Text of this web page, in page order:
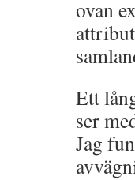
ovan
Ett
ser
Jag